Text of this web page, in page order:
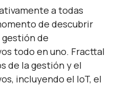
a todas
de descubrir
de
todo en uno. Fracttal
de la gestión y el
incluyendo el IoT, el